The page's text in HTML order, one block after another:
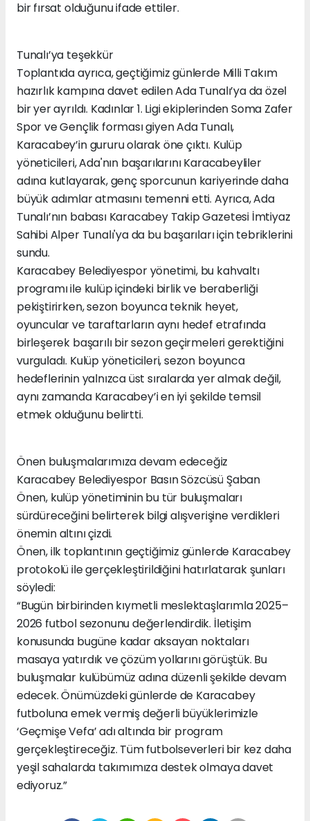
bir fırsat olduğunu ifade ettiler.
Tunalı’ya teşekkür
Toplantıda ayrıca, geçtiğimiz günlerde Milli Takım
hazırlık kampına davet edilen Ada Tunalı’ya da özel
bir yer ayrıldı. Kadınlar 1. Ligi ekiplerinden Soma Zafer
Spor ve Gençlik forması giyen Ada Tunalı,
Karacabey’in gururu olarak öne çıktı. Kulüp
yöneticileri, Ada'nın başarılarını Karacabeyliler
adına kutlayarak, genç sporcunun kariyerinde daha
büyük adımlar atmasını temenni etti. Ayrıca, Ada
Tunalı’nın babası Karacabey Takip Gazetesi İmtiyaz
Sahibi Alper Tunalı'ya da bu başarıları için tebriklerini
sundu.
Karacabey Belediyespor yönetimi, bu kahvaltı
programı ile kulüp içindeki birlik ve beraberliği
pekiştirirken, sezon boyunca teknik heyet,
oyuncular ve taraftarların aynı hedef etrafında
birleşerek başarılı bir sezon geçirmeleri gerektiğini
vurguladı. Kulüp yöneticileri, sezon boyunca
hedeflerinin yalnızca üst sıralarda yer almak değil,
aynı zamanda Karacabey’i en iyi şekilde temsil
etmek olduğunu belirtti.
Önen buluşmalarımıza devam edeceğiz
Karacabey Belediyespor Basın Sözcüsü Şaban
Önen, kulüp yönetiminin bu tür buluşmaları
sürdüreceğini belirterek bilgi alışverişine verdikleri
önemin altını çizdi.
Önen, ilk toplantının geçtiğimiz günlerde Karacabey
protokolü ile gerçekleştirildiğini hatırlatarak şunları
söyledi:
“Bugün birbirinden kıymetli meslektaşlarımla 2025–
2026 futbol sezonunu değerlendirdik. İletişim
konusunda bugüne kadar aksayan noktaları
masaya yatırdık ve çözüm yollarını görüştük. Bu
buluşmalar kulübümüz adına düzenli şekilde devam
edecek. Önümüzdeki günlerde de Karacabey
futboluna emek vermiş değerli büyüklerimizle
‘Geçmişe Vefa’ adı altında bir program
gerçekleştireceğiz. Tüm futbolseverleri bir kez daha
yeşil sahalarda takımımıza destek olmaya davet
ediyoruz.”